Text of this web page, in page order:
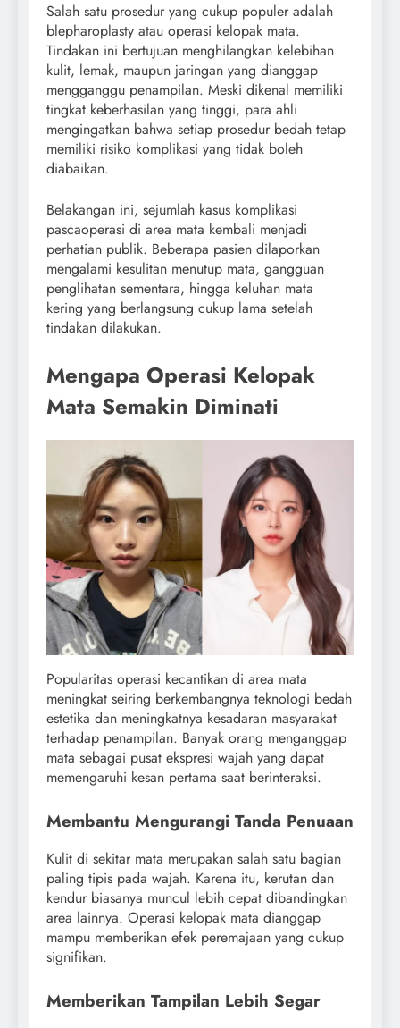
Salah satu prosedur yang cukup populer adalah
blepharoplasty atau operasi kelopak mata.
Tindakan ini bertujuan menghilangkan kelebihan
kulit, lemak, maupun jaringan yang dianggap
mengganggu penampilan. Meski dikenal memiliki
tingkat keberhasilan yang tinggi, para ahli
mengingatkan bahwa setiap prosedur bedah tetap
memiliki risiko komplikasi yang tidak boleh
diabaikan.
Belakangan ini, sejumlah kasus komplikasi
pascaoperasi di area mata kembali menjadi
perhatian publik. Beberapa pasien dilaporkan
mengalami kesulitan menutup mata, gangguan
penglihatan sementara, hingga keluhan mata
kering yang berlangsung cukup lama setelah
tindakan dilakukan.
Mengapa Operasi Kelopak
Mata Semakin Diminati
Popularitas operasi kecantikan di area mata
meningkat seiring berkembangnya teknologi bedah
estetika dan meningkatnya kesadaran masyarakat
terhadap penampilan. Banyak orang menganggap
mata sebagai pusat ekspresi wajah yang dapat
memengaruhi kesan pertama saat berinteraksi.
Membantu Mengurangi Tanda Penuaan
Kulit di sekitar mata merupakan salah satu bagian
paling tipis pada wajah. Karena itu, kerutan dan
kendur biasanya muncul lebih cepat dibandingkan
area lainnya. Operasi kelopak mata dianggap
mampu memberikan efek peremajaan yang cukup
signifikan.
Memberikan Tampilan Lebih Segar